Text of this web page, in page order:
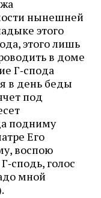
нынешней
этого
этого лишь
в доме
Г‑спода
в день беды
под
подниму
Его
воспою
голос
мной